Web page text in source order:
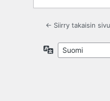
← Siirry takaisin
Kieli